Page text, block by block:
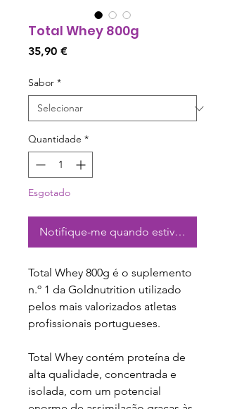
Total Whey 800g
35,90 €Preço
Sabor *
Quantidade *
Esgotado
Notifique-me quando estiver
Total Whey 800g é o suplemento
n.º 1 da Goldnutrition utilizado
pelos mais valorizados atletas
profissionais portugueses.
Total Whey contém proteína de
alta qualidade, concentrada e
isolada, com um potencial